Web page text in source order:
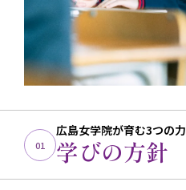
01
広島女学院が育む3つの力
学びの方針